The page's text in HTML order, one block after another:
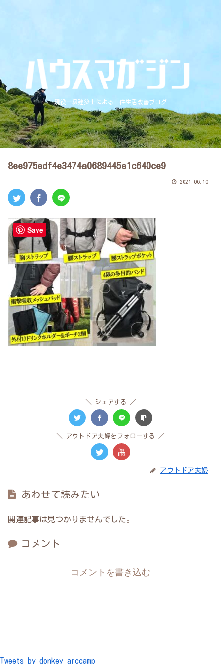
現役一級建築士による 住生活改善ブログ
8ee975edf4e3474a0689445e1c640ce9
2021.06.10
シェアする
アウトドア夫婦をフォローする
アウトドア夫婦
あわせて読みたい
関連記事は見つかりませんでした。
コメント
コメントを書き込む
Tweets by donkey_arccamp
Save